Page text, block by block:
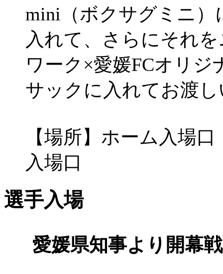
mini（ボクサグミニ）
入れて、さらにそれ
ワーク×愛媛FCオリ
サックに入れてお渡
【場所】ホーム入場
入場口
選手入場
愛媛県知事より開幕